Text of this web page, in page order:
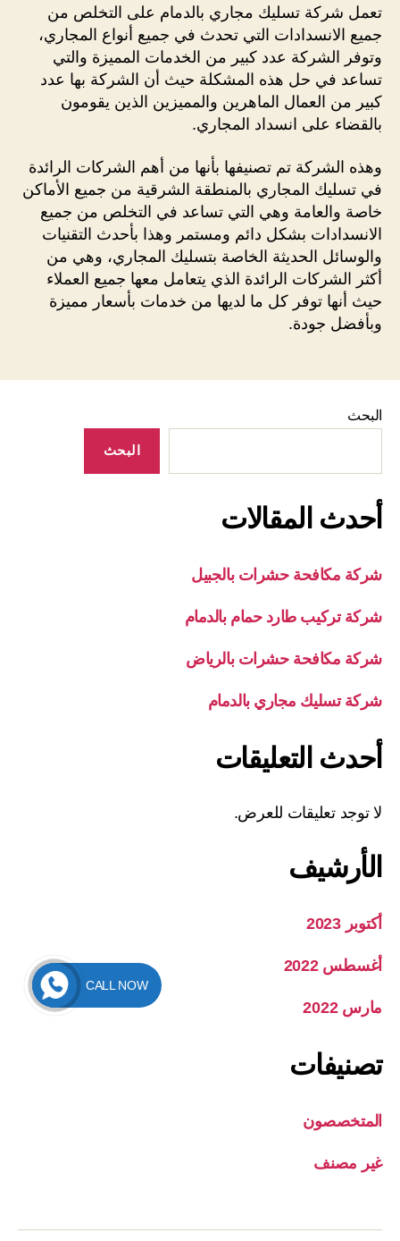
تعمل شركة تسليك مجاري بالدمام على التخلص من
جميع الانسدادات التي تحدث في جميع أنواع المجاري،
وتوفر الشركة عدد كبير من الخدمات المميزة والتي
تساعد في حل هذه المشكلة حيث أن الشركة بها عدد
كبير من العمال الماهرين والمميزين الذين يقومون
بالقضاء على انسداد المجاري.
وهذه الشركة تم تصنيفها بأنها من أهم الشركات الرائدة
في تسليك المجاري بالمنطقة الشرقية من جميع الأماكن
خاصة والعامة وهي التي تساعد في التخلص من جميع
الانسدادات بشكل دائم ومستمر وهذا بأحدث التقنيات
والوسائل الحديثة الخاصة بتسليك المجاري، وهي من
أكثر الشركات الرائدة الذي يتعامل معها جميع العملاء
حيث أنها توفر كل ما لديها من خدمات بأسعار مميزة
وبأفضل جودة.
البحث
البحث
أحدث المقالات
شركة مكافحة حشرات بالجبيل
شركة تركيب طارد حمام بالدمام
شركة مكافحة حشرات بالرياض
شركة تسليك مجاري بالدمام
أحدث التعليقات
لا توجد تعليقات للعرض.
الأرشيف
أكتوبر 2023
أغسطس 2022
مارس 2022
تصنيفات
المتخصصون
غير مصنف
CALL NOW